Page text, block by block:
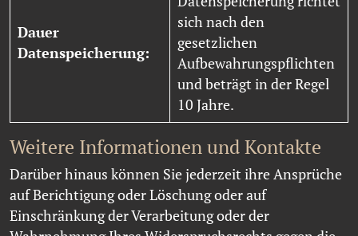
Dauer
Datenspeicherung:
sich nach den
gesetzlichen
Aufbewahrungspflichten
und beträgt in der Regel
10 Jahre.
Weitere Informationen und Kontakte
Darüber hinaus können Sie jederzeit ihre Ansprüche
auf Berichtigung oder Löschung oder auf
Einschränkung der Verarbeitung oder der